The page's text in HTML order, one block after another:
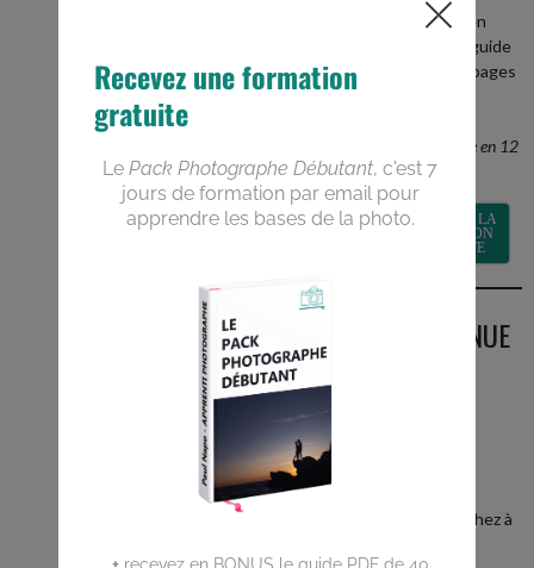
recevez en
BONUS le guide
PDF de 40 pages
photographe en 12
semaines
RECEVOIR LA
FORMATION
GRATUITE
BIENVENUE
Vous cherchez à